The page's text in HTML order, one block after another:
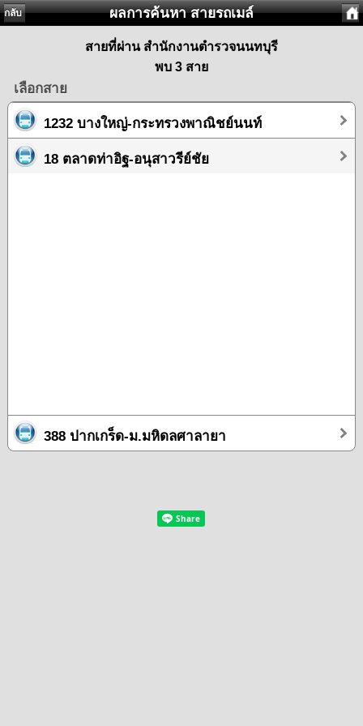
กลับ ผลการค้นหา สายรถเมล์
สายที่ผ่าน สำนักงานตำรวจนนทบุรี
พบ 3 สาย
เลือกสาย
1232 บางใหญ่-กระทรวงพาณิชย์นนท์
18 ตลาดท่าอิฐ-อนุสาวรีย์ชัย
388 ปากเกร็ด-ม.มหิดลศาลายา